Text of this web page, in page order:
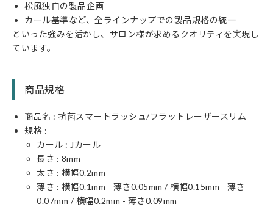
松風独自の製品企画
カール基準など、全ラインナップでの製品規格の統一
といった強みを活かし、サロン様が求めるクオリティを実現し
ています。
商品規格
商品名 : 抗菌スマートラッシュ/フラットレーザースリム
規格 :
カール : Jカール
長さ : 8mm
太さ : 横幅0.2mm
薄さ : 横幅0.1mm - 薄さ0.05mm / 横幅0.15mm - 薄さ
0.07mm / 横幅0.2mm - 薄さ0.09mm